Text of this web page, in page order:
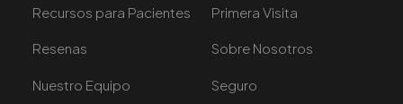
Recursos para Pacientes Primera Visita
Resenas Sobre Nosotros
Nuestro Equipo Seguro